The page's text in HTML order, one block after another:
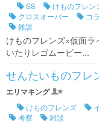
SS けものフレン
クロスオーバー
コ
雑談
けものフレンズ×仮面
いたりレゴムービー...
せんたいものフレ
エリマキング
けものフレンズ
考察
雑談